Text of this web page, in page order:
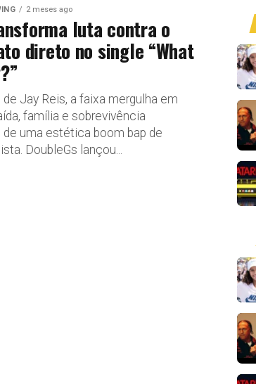
2 meses ago
luta contra o
direto no single “What
Jay Reis, a faixa mergulha em
família e sobrevivência
uma estética boom bap de
DoubleGs lançou...